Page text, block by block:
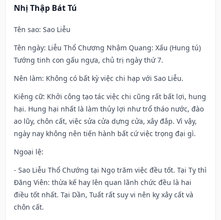
Nhị Thập Bát Tú
Tên sao: Sao Liễu
Tên ngày: Liễu Thổ Chương Nhậm Quang: Xấu (Hung tú)
Tướng tinh con gấu ngựa, chủ trị ngày thứ 7.
Nên làm: Không có bất kỳ việc chi hạp với Sao Liễu.
Kiêng cữ: Khởi công tạo tác việc chi cũng rất bất lợi, hung
hại. Hung hại nhất là làm thủy lợi như trổ tháo nước, đào
ao lũy, chôn cất, việc sửa cửa dựng cửa, xây đắp. Vì vậy,
ngày nay không nên tiến hành bất cứ việc trọng đại gì.
Ngoại lệ:
- Sao Liễu Thổ Chướng tại Ngọ trăm việc đều tốt. Tại Tỵ thì
Đăng Viên: thừa kế hay lên quan lãnh chức đều là hai
điều tốt nhất. Tại Dần, Tuất rất suy vi nên kỵ xây cất và
chôn cất.